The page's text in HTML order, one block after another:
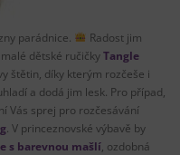
parádnice.
Radost jim
dětské ručičkyTangle
štětin, díky kterým rozčeše i
a dodá jim lesk. Pro případ,
Vás sprej pro rozčesávání
. V princeznovské výbavě by
s barevnou mašlí, ozdobná